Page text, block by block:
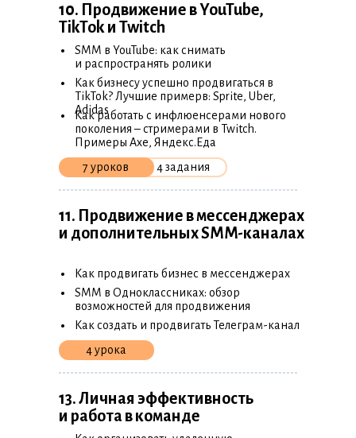
4 задания
7 уроков
10. Продвижение в YouTube,
TikTok и Twitch
SMM в YouTube: как снимать
и распространять ролики
•
Как бизнесу успешно продвигаться в
TikTok? Лучшие примерв: Sprite, Uber,
Adidas
•
Как работать с инфлюенсерами нового
поколения – стримерами в Twitch.
Примеры Axe, Яндекс.Еда
•
11. Продвижение в мессенджерах
и дополнительных SMM-каналах
Как продвигать бизнес в мессенджерах
•
SMM в Одноклассниках: обзор
возможностей для продвижения
•
Как создать и продвигать Телеграм-канал
•
4 урока
13. Личная эффективность
и работа в команде